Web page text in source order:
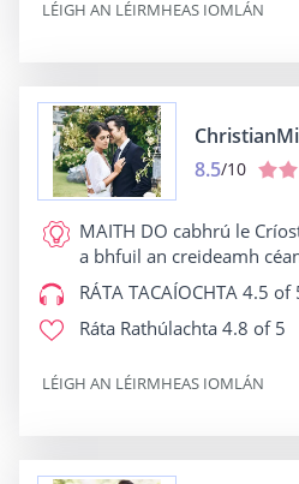
LÉIGH AN LÉIRMHEAS IOMLÁN
8.5/10
MAITH DO cabhrú le
a bhfuil an creideamh
RÁTA TACAÍOCHTA 4.5 of
Ráta Rathúlachta 4.8 of 5
LÉIGH AN LÉIRMHEAS IOMLÁN